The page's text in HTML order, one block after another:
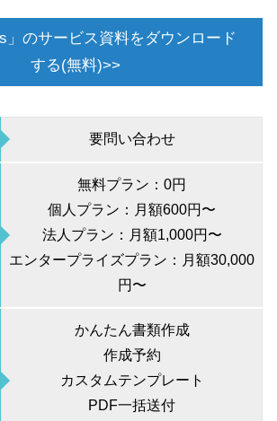
」のサービス資料をダウンロード
する(無料)>>
要問い合わせ
無料プラン：0円
個人プラン：月額600円〜
法人プラン：月額1,000円〜
エンタープライズプラン：月額30,000
円〜
かんたん書類作成
作成予約
カスタムテンプレート
PDF一括送付